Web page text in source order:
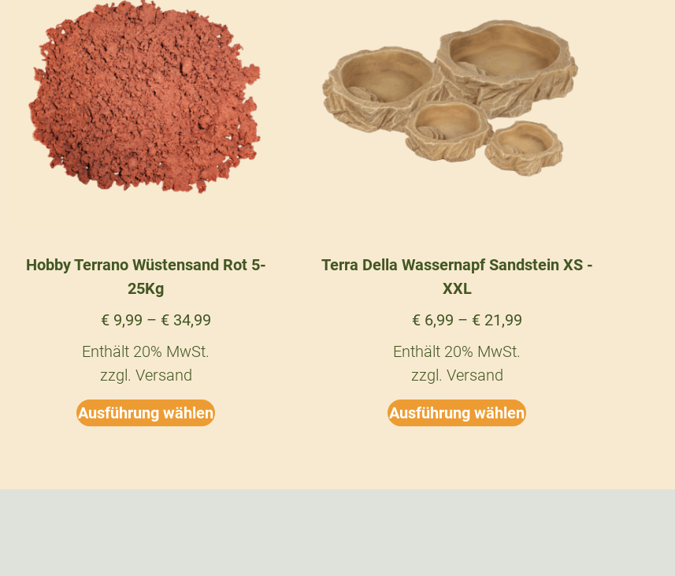
Hobby Terrano Wüstensand Rot 5-
25Kg
€9,99 – €34,99
Enthält 20% MwSt.
zzgl. Versand
Ausführung wählen
Terra Della Wassernapf Sandstein XS -
XXL
€6,99 – €21,99
Enthält 20% MwSt.
zzgl. Versand
Ausführung wählen